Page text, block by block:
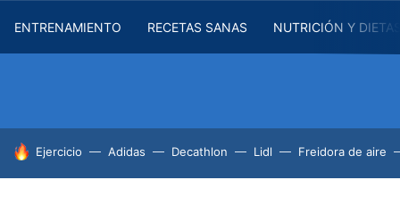
ENTRENAMIENTO RECETAS SANAS NUTRICIÓN Y
HOY SE HABLA DE
Ejercicio Adidas Decathlon Lidl Freidora de aire